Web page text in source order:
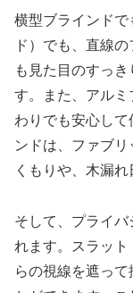
横型ブラインド
ド）でも、直線
も見た目のすっ
す。また、アルミ
わりでも安心して
ンドは、ファブ
くもりや、木漏
そして、プライ
れます。スラッ
らの視線を遮っ